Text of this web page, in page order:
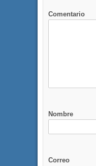
Comentario
Nombre
Correo